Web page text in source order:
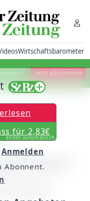
Wirtschaftsbarometer
Jetzt abstimmen
Binkowski
für 2,83€
endet automatisch
Anmelden
Abonnent.